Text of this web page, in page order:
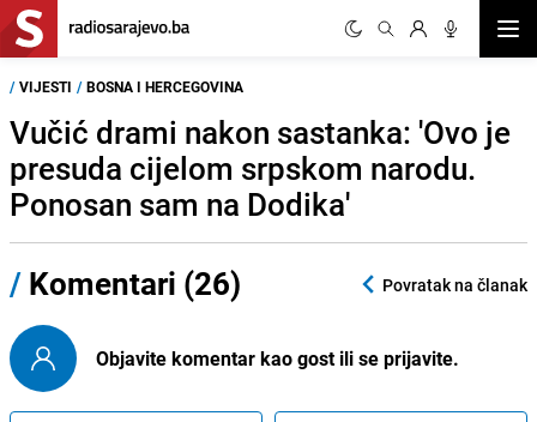
/ VIJESTI / BOSNA I HERCEGOVINA
Vučić drami nakon sastanka: 'Ovo je
presuda cijelom srpskom narodu.
Ponosan sam na Dodika'
/ Komentari (26) Povratak na članak
Objavite komentar kao gost ili se prijavite.